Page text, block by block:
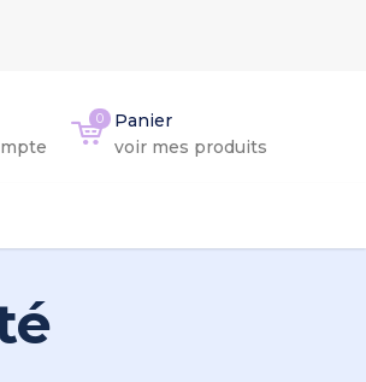
0
Panier
voir mes produits